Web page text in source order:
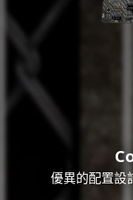
優異的配置設